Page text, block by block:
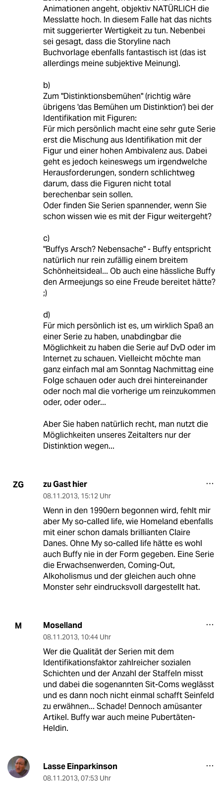
Animationen angeht, objektiv NATÜRLICH die
Messlatte hoch. In diesem Falle hat das nichts
mit suggerierter Wertigkeit zu tun. Nebenbei
sei gesagt, dass die Storyline nach
Buchvorlage ebenfalls fantastisch ist (das ist
allerdings meine subjektive Meinung).
b)
Zum "Distinktionsbemühen" (richtig wäre
übrigens 'das Bemühen um Distinktion') bei der
Identifikation mit Figuren:
Für mich persönlich macht eine sehr gute Serie
erst die Mischung aus Identifikation mit der
Figur und einer hohen Ambivalenz aus. Dabei
geht es jedoch keineswegs um irgendwelche
Herausforderungen, sondern schlichtweg
darum, dass die Figuren nicht total
berechenbar sein sollen.
Oder finden Sie Serien spannender, wenn Sie
schon wissen wie es mit der Figur weitergeht?
c)
"Buffys Arsch? Nebensache" - Buffy entspricht
natürlich nur rein zufällig einem breitem
Schönheitsideal... Ob auch eine hässliche Buffy
den Armeejungs so eine Freude bereitet hätte?
;)
d)
Für mich persönlich ist es, um wirklich Spaß an
einer Serie zu haben, unabdingbar die
Möglichkeit zu haben die Serie auf DvD oder im
Internet zu schauen. Vielleicht möchte man
ganz einfach mal am Sonntag Nachmittag eine
Folge schauen oder auch drei hintereinander
oder noch mal die vorherige um reinzukommen
oder, oder oder...
Aber Sie haben natürlich recht, man nutzt die
Möglichkeiten unseres Zeitalters nur der
Distinktion wegen...
ZG zu Gast hier
08.11.2013, 15:12 Uhr
Wenn in den 1990ern begonnen wird, fehlt mir
aber My so-called life, wie Homeland ebenfalls
mit einer schon damals brillianten Claire
Danes. Ohne My so-called life hätte es wohl
auch Buffy nie in der Form gegeben. Eine Serie
die Erwachsenwerden, Coming-Out,
Alkoholismus und der gleichen auch ohne
Monster sehr eindrucksvoll dargestellt hat.
M Moselland
08.11.2013, 10:44 Uhr
Wer die Qualität der Serien mit dem
Identifikationsfaktor zahlreicher sozialen
Schichten und der Anzahl der Staffeln misst
und dabei die sogenannten Sit-Coms weglässt
und es dann noch nicht einmal schafft Seinfeld
zu erwähnen... Schade! Dennoch amüsanter
Artikel. Buffy war auch meine Pubertäten-
Heldin.
Lasse Einparkinson
08.11.2013, 07:53 Uhr